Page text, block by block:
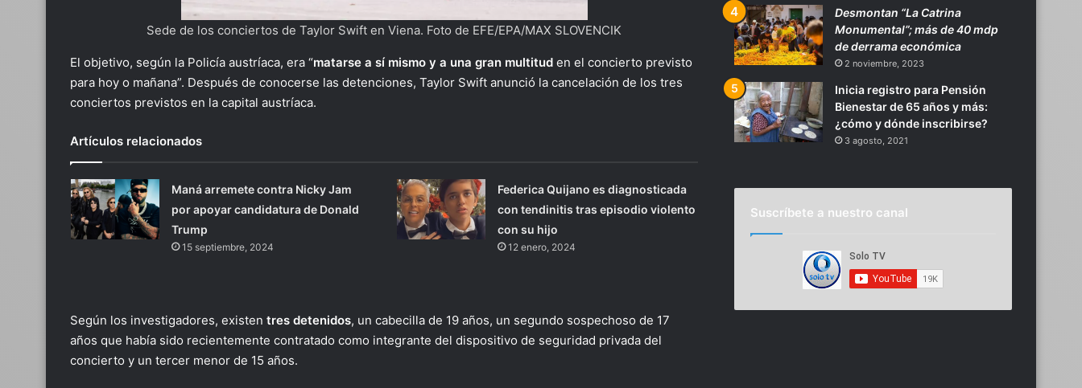
Sede de los conciertos de Taylor Swift en Viena. Foto de EFE/EPA/MAX SLOVENCIK
El objetivo, según la Policía austríaca, era “matarse a sí mismo y a una gran multitud en el concierto previsto
para hoy o mañana”. Después de conocerse las detenciones, Taylor Swift anunció la cancelación de los tres
conciertos previstos en la capital austríaca.
Artículos relacionados
Maná arremete contra Nicky Jam
por apoyar candidatura de Donald
Trump
15 septiembre, 2024
Federica Quijano es diagnosticada
con tendinitis tras episodio violento
con su hijo
12 enero, 2024
Según los investigadores, existen tres detenidos, un cabecilla de 19 años, un segundo sospechoso de 17
años que había sido recientemente contratado como integrante del dispositivo de seguridad privada del
concierto y un tercer menor de 15 años.
Desmontan “La Catrina
Monumental”; más de 40 mdp
de derrama económica
2 noviembre, 2023
Inicia registro para Pensión
Bienestar de 65 años y más:
¿cómo y dónde inscribirse?
3 agosto, 2021
Suscríbete a nuestro canal